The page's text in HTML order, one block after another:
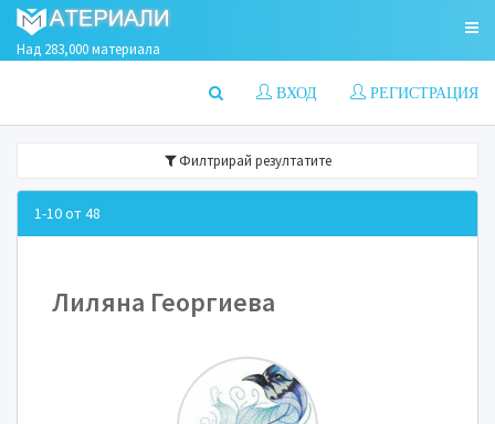
Над 283,000 материала
РЕГИСТРАЦИЯ
ВХОД
Филтрирай резултатите
1-10 от 48
Лиляна Георгиева